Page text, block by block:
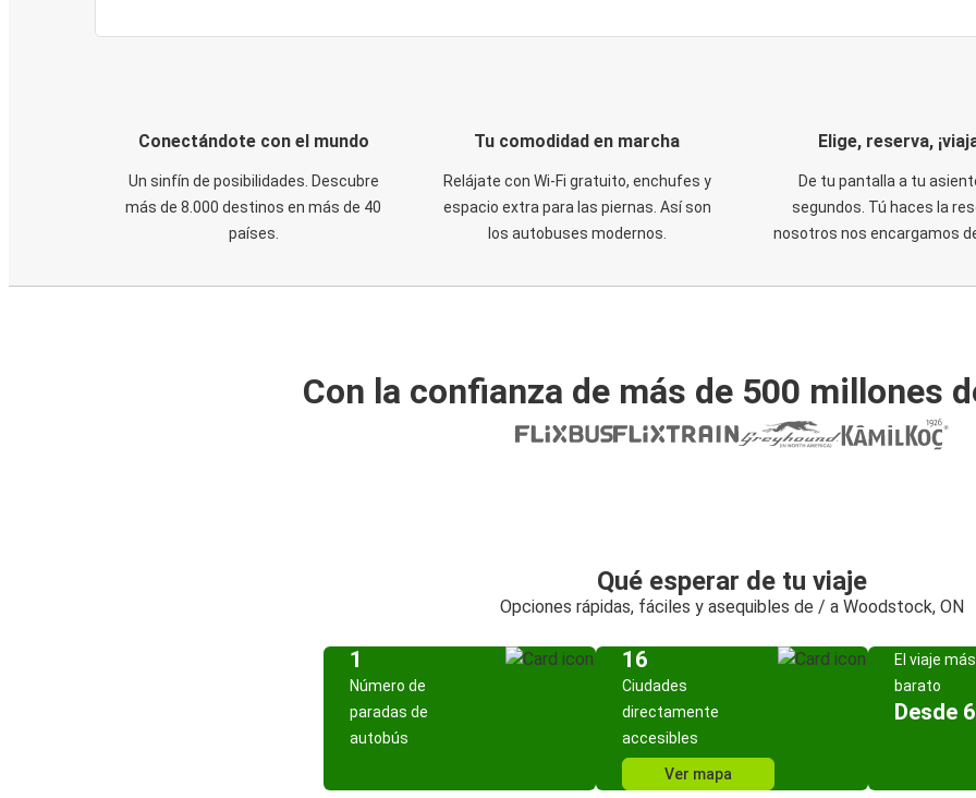
Conectándote con el mundo
Un sinfín de posibilidades. Descubre
más de 8.000 destinos en más de 40
países.
Tu comodidad en marcha
Relájate con Wi-Fi gratuito, enchufes y
espacio extra para las piernas. Así son
los autobuses modernos.
Elige, reserva,
De tu pantalla a tu
segundos. Tú haces la
nosotros nos encargamos
Con la confianza de más de 500 millones
Qué esperar de tu viaje
Opciones rápidas, fáciles y asequibles de / a Woodstock, ON
1
Número de
paradas de
autobús
16
Ciudades
directamente
accesibles
Ver mapa
El viaje más
barato
Desde